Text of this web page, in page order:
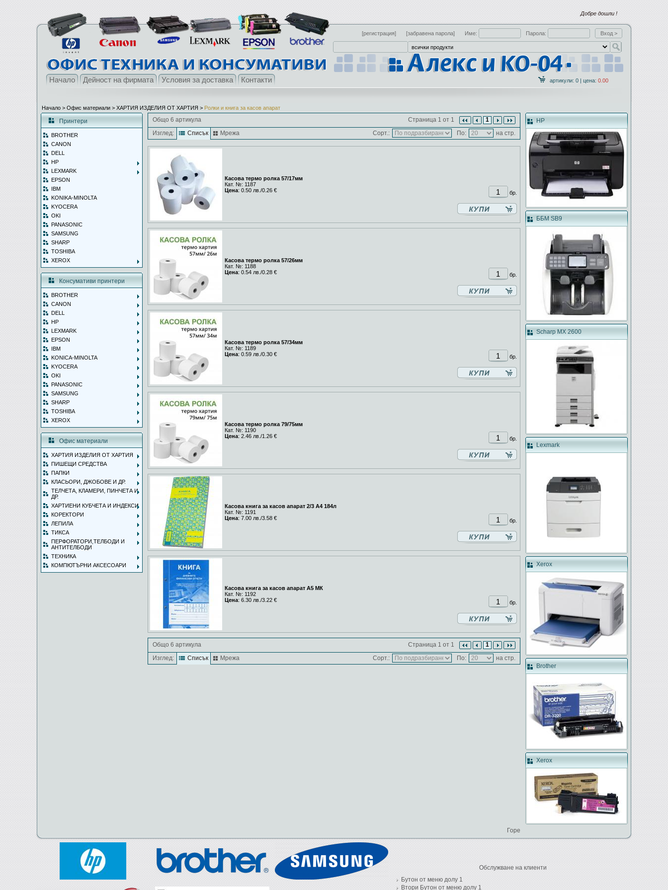
Добре дошли !
[регистрация] [забравена парола] Име: Парола:
Начало Дейност на фирмата Условия за доставка Контакти артикули: 0 | цена: 0.00
Начало > Офис материали > ХАРТИЯ ИЗДЕЛИЯ ОТ ХАРТИЯ > Ролки и книга за касов апарат
Принтери
BROTHER
CANON
DELL
HP
LEXMARK
EPSON
IBM
KONIKA-MINOLTA
KYOCERA
OKI
PANASONIC
SAMSUNG
SHARP
TOSHIBA
XEROX
Консумативи принтери
BROTHER
CANON
DELL
HP
LEXMARK
EPSON
IBM
KONICA-MINOLTA
KYOCERA
OKI
PANASONIC
SAMSUNG
SHARP
TOSHIBA
XEROX
Офис материали
ХАРТИЯ ИЗДЕЛИЯ ОТ ХАРТИЯ
ПИШЕЩИ СРЕДСТВА
ПАПКИ
КЛАСЬОРИ, ДЖОБОВЕ И ДР.
ТЕЛЧЕТА, КЛАМЕРИ, ПИНЧЕТА И
ДР.
ХАРТИЕНИ КУБЧЕТА И ИНДЕКСИ
КОРЕКТОРИ
ЛЕПИЛА
ТИКСА
ПЕРФОРАТОРИ,ТЕЛБОДИ И
АНТИТЕЛБОДИ
ТЕХНИКА
КОМПЮТЪРНИ АКСЕСОАРИ
Общо 6 артикула Страница 1 от 1
1
Изглед:
Списък Мрежа Сорт.: По: на стр.
Касова термо ролка 57/17мм
Кат. №: 1187
Цена: 0.50 лв./0.26 € бр.
Касова термо ролка 57/26мм
Кат. №: 1188
Цена: 0.54 лв./0.28 € бр.
Касова термо ролка 57/34мм
Кат. №: 1189
Цена: 0.59 лв./0.30 € бр.
Касова термо ролка 79/75мм
Кат. №: 1190
Цена: 2.46 лв./1.26 € бр.
Касова книга за касов апарат 2/3 A4 184л
Кат. №: 1191
Цена: 7.00 лв./3.58 € бр.
Касова книга за касов апарат A5 МК
Кат. №: 1192
Цена: 6.30 лв./3.22 € бр.
Общо 6 артикула Страница 1 от 1
1
Изглед:
Списък Мрежа Сорт.: По: на стр.
HP
ББМ SB9
Scharp MX 2600
Lexmark
Xerox
Brother
Xerox
Горе
Обслужване на клиенти
Бутон от меню долу 1
Втори Бутон от меню долу 1